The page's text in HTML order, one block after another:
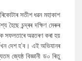
সতীশ ধৱন মহাকাশ
হৈছে চন্দ্ৰৰ দক্ষিণ মেৰুৰ
সফলতাৰে অৱতৰণ কৰা হয়
দেশ হ’ব। এই অভিযানৰ
জ্যেষ্ঠ বিজ্ঞানী ড০ ৰিতু